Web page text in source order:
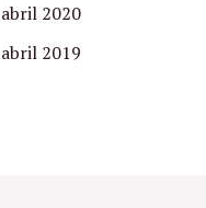
abril 2020
abril 2019